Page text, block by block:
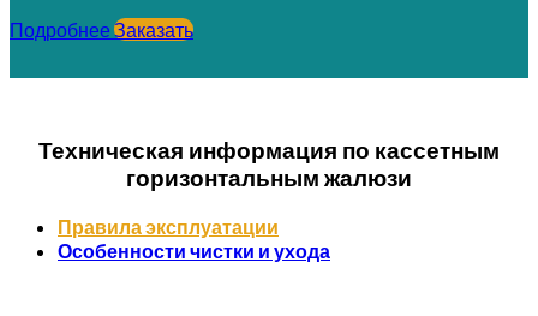
Подробнее Заказать
Техническая информация по кассетным
горизонтальным жалюзи
Правила эксплуатации
Особенности чистки и ухода